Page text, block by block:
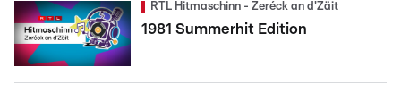
RTL Hitmaschinn - Zeréck an d'Zäit
1981 Summerhit Edition